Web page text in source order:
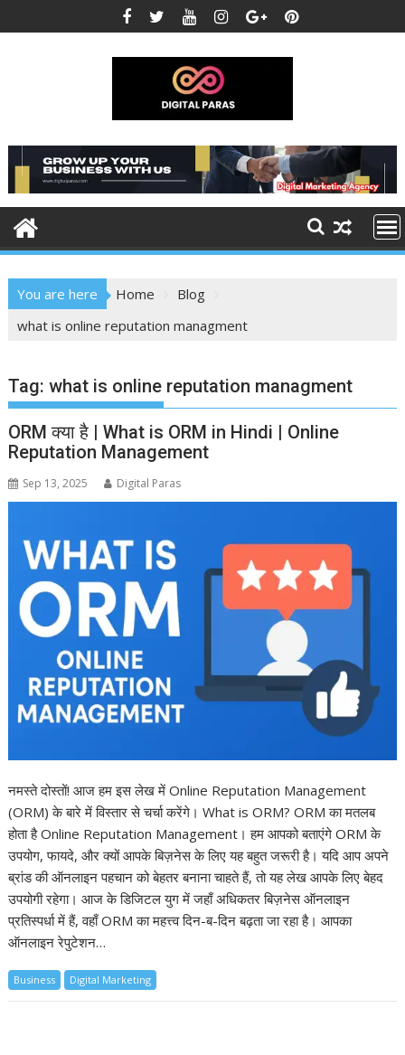
to
You are here Home
Blog
what is online reputation managment
Tag:what is online reputation managment
ORM क्या है | What is ORM in Hindi | Online
Reputation Management
Sep 13, 2025 Digital Paras
नमस्ते दोस्तों! आज हम इस लेख में Online Reputation Management
(ORM) के बारे में विस्तार से चर्चा करेंगे। What is ORM? ORM का मतलब
होता है Online Reputation Management। हम आपको बताएंगे ORM के
उपयोग, फायदे, और क्यों आपके बिज़नेस के लिए यह बहुत जरूरी है। यदि आप अपने
ब्रांड की ऑनलाइन पहचान को बेहतर बनाना चाहते हैं, तो यह लेख आपके लिए बेहद
उपयोगी रहेगा। आज के डिजिटल युग में जहाँ अधिकतर बिज़नेस ऑनलाइन
प्रतिस्पर्धा में हैं, वहाँ ORM का महत्त्व दिन-ब-दिन बढ़ता जा रहा है। आपका
ऑनलाइन रेपुटेशन…
Business Digital Marketing